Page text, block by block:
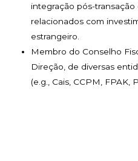
integração pós-
relacionados com
estrangeiro.
Membro do Conselho
Direção, de diversas
(e.g., Cais, CCPM, FPAK,